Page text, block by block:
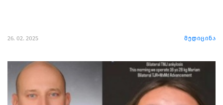
26. 02. 2025 მედიცინა